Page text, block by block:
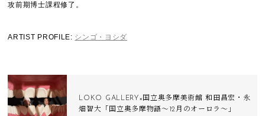
攻前期博士課程修了。
ARTIST PROFILE: シンゴ・ヨシダ
LOKO GALLERY×国立奥多摩美術館 和田昌宏・永
畑智大「国立奥多摩物語〜12月のオーロラ〜」